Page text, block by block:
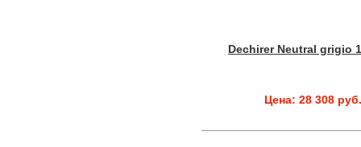
Dechirer Neutral grigio
Цена: 28 308 руб.